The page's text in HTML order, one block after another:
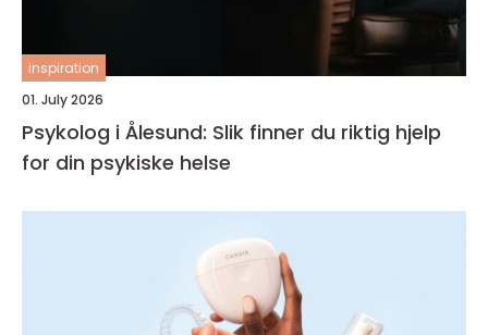
inspiration
01. July 2026
Psykolog i Ålesund: Slik finner du riktig hjelp
for din psykiske helse